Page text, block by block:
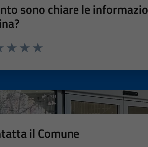
sono chiare le
il Comune